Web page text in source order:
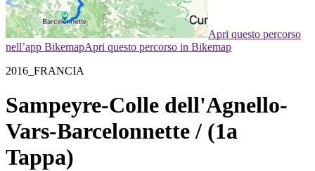
Apri questo percorso
nell’app BikemapApri questo percorso in Bikemap
2016_FRANCIA
Sampeyre-Colle dell'Agnello-
Vars-Barcelonnette / (1a
Tappa)